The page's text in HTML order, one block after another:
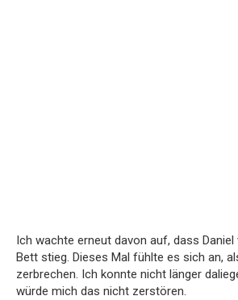
Ich wachte erneut davon auf, dass
Bett stieg. Dieses Mal fühlte es sich an,
zerbrechen. Ich konnte nicht länger
würde mich das nicht zerstören.